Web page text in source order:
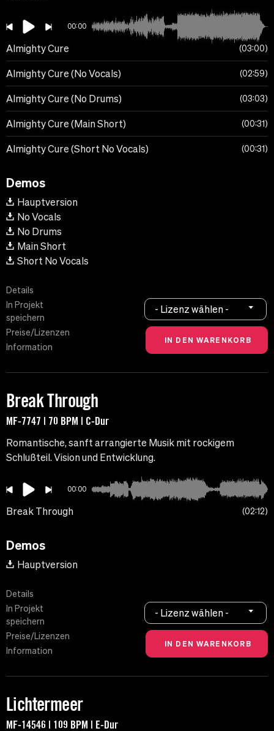
00:00
Almighty Cure 03:00
Almighty Cure (No Vocals) 02:59
Almighty Cure (No Drums) 03:03
Almighty Cure (Main Short) 00:31
Almighty Cure (Short No Vocals) 00:31
Demos
Hauptversion
No Vocals
No Drums
Main Short
Short No Vocals
Details
In Projekt
speichern
Preise/Lizenzen
Information
- Lizenz wählen -
Break Through
MF-7747 | 70 BPM | C-Dur
Romantische, sanft arrangierte Musik mit rockigem
Schlußteil. Vision und Entwicklung.
00:00
Break Through 02:12
Demos
Hauptversion
Details
In Projekt
speichern
Preise/Lizenzen
Information
- Lizenz wählen -
Lichtermeer
MF-14546 | 109 BPM | E-Dur